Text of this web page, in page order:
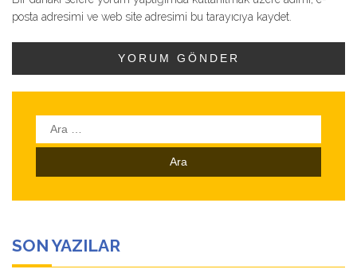
posta adresimi ve web site adresimi bu tarayıcıya kaydet.
Arama:
SON YAZILAR